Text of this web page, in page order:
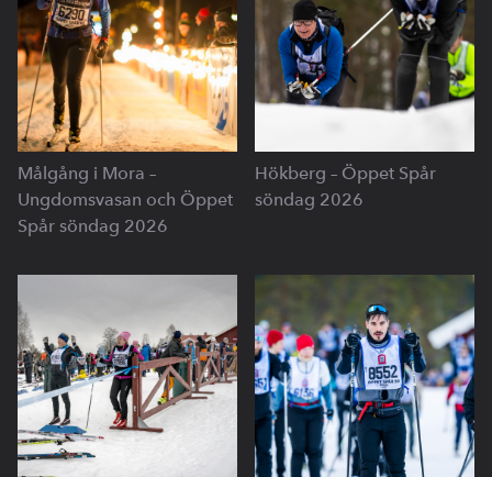
Målgång i Mora –
Ungdomsvasan och Öppet
Spår söndag 2026
Hökberg – Öppet Spår
söndag 2026